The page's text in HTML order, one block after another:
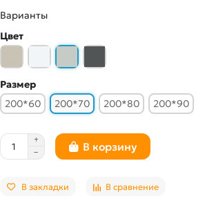
Варианты
Цвет
Размер
200*60
200*70 200*80 200*90
В корзину
В закладки В сравнение